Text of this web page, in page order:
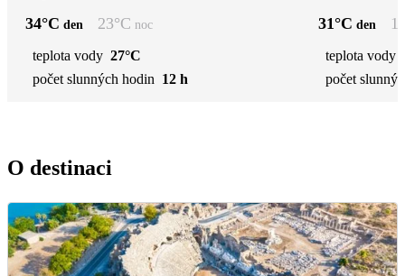
34°C den 23°C noc
teplota vody 27°C
počet slunných hodin 12 h
31°C den
teplota vody
počet
O destinaci